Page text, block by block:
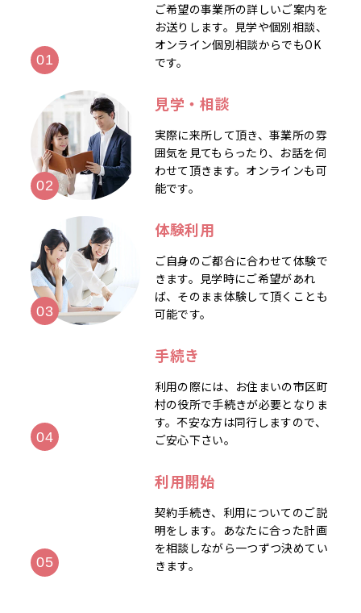
ご希望の事業所の詳しいご案内を
お送りします。見学や個別相談、
オンライン個別相談からでもOK
です。
見学・相談
実際に来所して頂き、事業所の雰
囲気を見てもらったり、お話を伺
わせて頂きます。オンラインも可
能です。
体験利用
ご自身のご都合に合わせて体験で
きます。見学時にご希望があれ
ば、そのまま体験して頂くことも
可能です。
手続き
利用の際には、お住まいの市区町
村の役所で手続きが必要となりま
す。不安な方は同行しますので、
ご安心下さい。
利用開始
契約手続き、利用についてのご説
明をします。あなたに合った計画
を相談しながら一つずつ決めてい
きます。